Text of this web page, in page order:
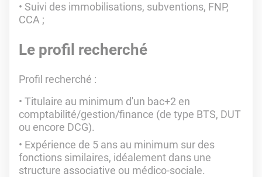
Suivi des immobilisations, subventions, FNP,
CCA ;
Le profil recherché
Profil recherché :
Titulaire au minimum d'un bac+2 en
comptabilité/gestion/finance (de type BTS, DUT
ou encore DCG).
Expérience de 5 ans au minimum sur des
fonctions similaires, idéalement dans une
structure associative ou médico-sociale.